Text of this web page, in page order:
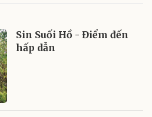
Sin Suối Hồ - Điểm đến
hấp dẫn